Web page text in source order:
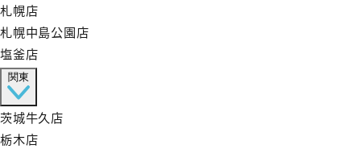
札幌店
札幌中島公園店
塩釜店
関東
茨城牛久店
栃木店